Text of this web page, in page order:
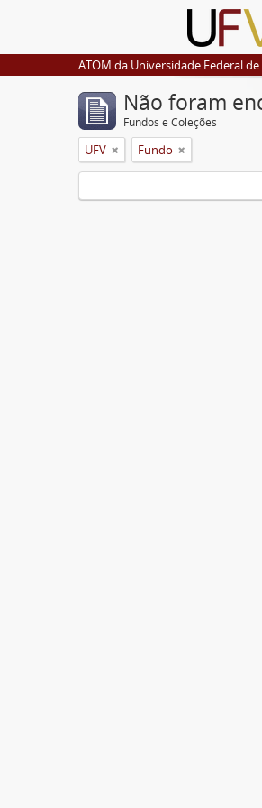
ATOM da Universidade Federal de
Não foram
Fundos e Coleções
UFV Fundo